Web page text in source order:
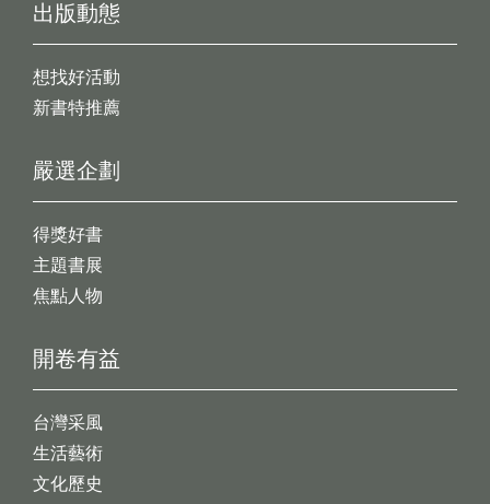
出版動態
想找好活動
新書特推薦
開卷有益
台灣采風
生活藝術
文化歷史
嚴選企劃
得獎好書
主題書展
焦點人物